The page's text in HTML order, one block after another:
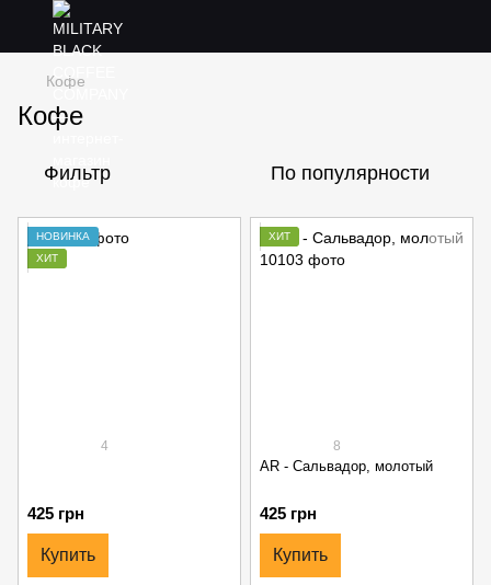
Кофе
Кофе
Фильтр По популярности
НОВИНКА
ХИТ
4
425 грн
Купить
ХИТ
8
AR - Сальвадор, молотый
425 грн
Купить